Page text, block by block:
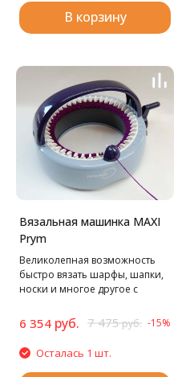
В корзину
Вязальная машинка MAXI
Prym
Великолепная возможность
быстро вязать шарфы, шапки,
носки и многое другое с
времени.
6 354 руб. 7 475руб. -15%
Осталась 1 шт.